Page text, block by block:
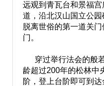
远观到青瓦台和景福
道，沿北汉山国立公
脱离世俗的第一道关
门。
穿过举行法会的般
龄超过200年的松林中
阶，登上台阶即可到